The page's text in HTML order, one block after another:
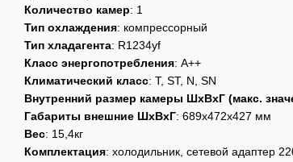
Количество камер: 1
Тип охлаждения: компрессорный
Тип хладагента: R1234yf
Класс энергопотребления: А++
Климатический класс: T, ST, N, SN
Внутренний размер камеры ШхВхГ (макс.
Габариты внешние ШхВхГ: 689x472x427 мм
Вес: 15,4кг
Комплектация: холодильник, сетевой адаптер